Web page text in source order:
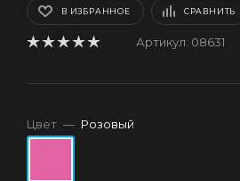
В ИЗБРАННОЕ СРАВНИТЬ
Артикул: 08631
Цвет — Розовый